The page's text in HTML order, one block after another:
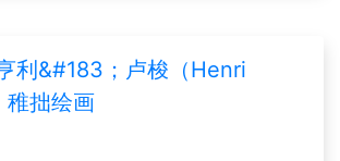
利&#183；卢梭（Henri
稚拙绘画